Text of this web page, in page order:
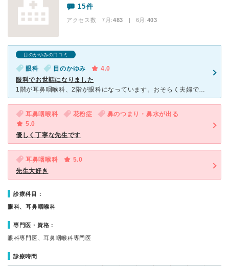
15件
アクセス数 7月:483 | 6月:403
目のかゆみの口コミ
眼科 目のかゆみ
4.0
眼科でお世話になりました
1階が耳鼻咽喉科、2階が眼科になっています。おそらく夫婦でされていて眼科が奥さんだと思います。とても気さくな先生ですし、優しい印象を受けました。 人気の眼科で待ち時間は結構かかると思います。子供が赤
耳鼻咽喉科 花粉症
鼻のつまり・鼻水が出る
5.0
優しく丁寧な先生です
耳鼻咽喉科
5.0
先生大好き
診療科目：
眼科、耳鼻咽喉科
専門医・資格：
眼科専門医、耳鼻咽喉科専門医
診療時間